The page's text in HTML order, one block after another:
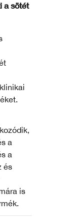
a sötét
a
a
és
is